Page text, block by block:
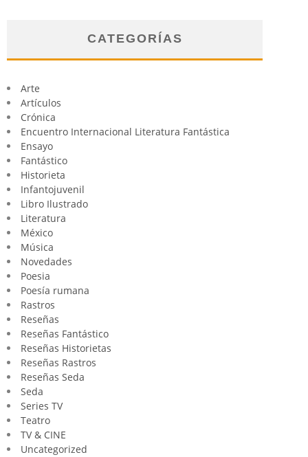
CATEGORÍAS
Arte
Artículos
Crónica
Encuentro Internacional Literatura Fantástica
Ensayo
Fantástico
Historieta
Infantojuvenil
Libro Ilustrado
Literatura
México
Música
Novedades
Poesia
Poesía rumana
Rastros
Reseñas
Reseñas Fantástico
Reseñas Historietas
Reseñas Rastros
Reseñas Seda
Seda
Series TV
Teatro
TV & CINE
Uncategorized